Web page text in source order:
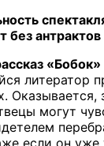
без антрактов
литератор
могут
если он уже